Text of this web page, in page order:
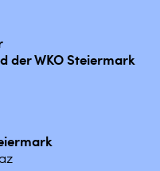
der WKO Steiermark